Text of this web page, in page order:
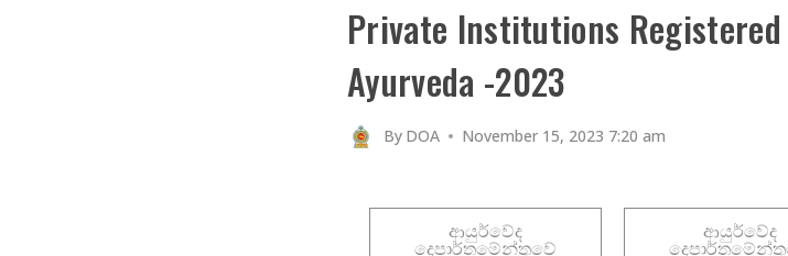
Private Institutions
Ayurveda -2023
By DOA November 15, 2023 7:20 am
ආයුර්වේද
දෙපාර්තමේන්තුවේ
ආයුර්වේද